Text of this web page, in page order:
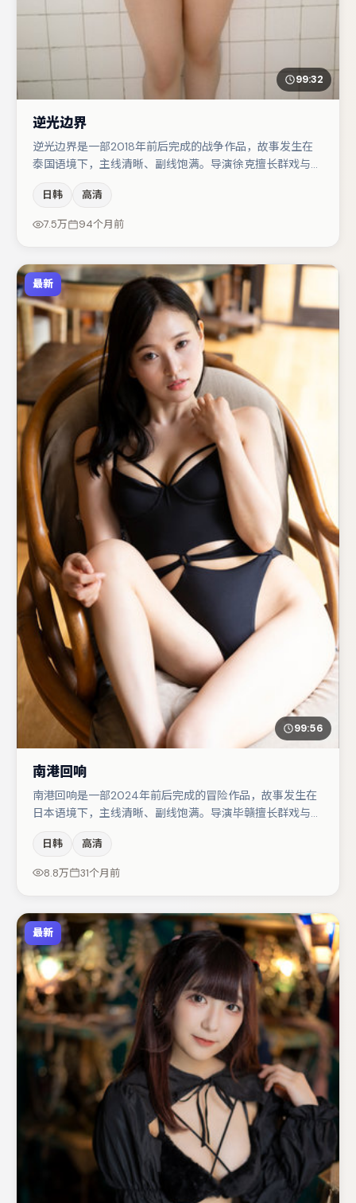
99:32
逆光边界
逆光边界是一部2018年前后完成的战争作品，故事发生在
泰国语境下，主线清晰、副线饱满。导演徐克擅长群戏与空
中承担叙事驱动，黄渤、于和伟分别提供反差与喜剧/悬疑
调剂（视场次而定）。节奏紧凑、反转有度，值得列入片
日韩 高清
7.5万 94个月前
最新
99:56
南港回响
南港回响是一部2024年前后完成的冒险作品，故事发生在
日本语境下，主线清晰、副线饱满。导演毕赣擅长群戏与空
音的对手戏构成全片情感锚点，金高银则以细节塑造推动谜
题层层揭开。若你偏爱强类型与清晰主线，这部作品值得关
日韩 高清
8.8万 31个月前
最新